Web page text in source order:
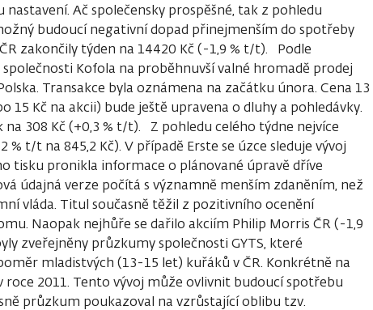
Ač společensky prospěšné, tak z pohledu
budoucí negativní dopad přinejmenším do spotřeby
zakončily týden na 14420 Kč (-1,9 % t/t). Podle
Kofola na proběhnuvší valné hromadě prodej
Transakce byla oznámena na začátku února. Cena 13
15 Kč na akcii) bude ještě upravena o dluhy a pohledávky.
308 Kč (+0,3 % t/t). Z pohledu celého týdne nejvíce
% t/t na 845,2 Kč). V případě Erste se úzce sleduje vývoj
tisku pronikla informace o plánované úpravě dříve
údajná verze počítá s významně menším zdaněním, než
vláda. Titul současně těžil z pozitivního ocenění
Naopak nejhůře se dařilo akciím Philip Morris ČR (-1,9
zveřejněny průzkumy společnosti GYTS, které
mladistvých (13-15 let) kuřáků v ČR. Konkrétně na
roce 2011. Tento vývoj může ovlivnit budoucí spotřebu
průzkum poukazoval na vzrůstající oblibu tzv.